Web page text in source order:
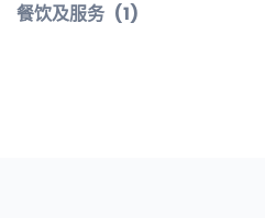
餐饮及服务 (1)